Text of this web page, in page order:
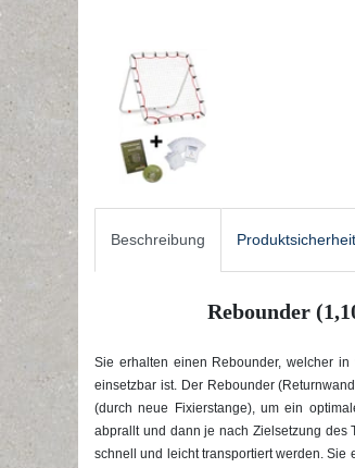
Beschreibung Produktsicherheit
Rebounder
Sie erhalten einen Rebounder, welcher
einsetzbar ist. Der Rebounder
(durch neue Fixierstange), um ein
abprallt und dann je nach Zielsetzung des
schnell und leicht transportiert werden. Sie